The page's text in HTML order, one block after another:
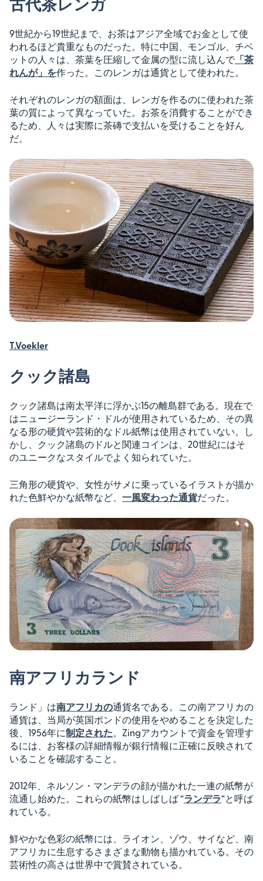
9世紀から19世紀まで、お茶はアジア全域でお金として使
われるほど貴重なものだった。特に中国、モンゴル、チベ
ットの人々は、茶葉を圧縮して金属の型に流し込んで「茶
れんが」を作った。このレンガは通貨として使われた。
それぞれのレンガの額面は、レンガを作るのに使われた茶
葉の質によって異なっていた。お茶を消費することができ
るため、人々は実際に茶磚で支払いを受けることを好ん
だ。
T.Voekler
クック諸島
クック諸島は南太平洋に浮かぶ15の離島群である。現在で
はニュージーランド・ドルが使用されているため、その異
なる形の硬貨や芸術的なドル紙幣は使用されていない。し
かし、クック諸島のドルと関連コインは、20世紀にはそ
のユニークなスタイルでよく知られていた。
三角形の硬貨や、女性がサメに乗っているイラストが描か
れた色鮮やかな紙幣など、 一風変わった通貨だった。
南アフリカランド
ランド」は南アフリカの通貨名である。この南アフリカの
通貨は、当局が英国ポンドの使用をやめることを決定した
後、1956年に制定された 。Zingアカウントで資金を管理す
るには、お客様の詳細情報が銀行情報に正確に反映されて
いることを確認すること。
2012年、ネルソン・マンデラの顔が描かれた一連の紙幣が
流通し始めた。これらの紙幣はしばしば “ランデラ“と呼ば
れている。
鮮やかな色彩の紙幣には、ライオン、ゾウ、サイなど、南
アフリカに生息するさまざまな動物も描かれている。その
芸術性の高さは世界中で賞賛されている。